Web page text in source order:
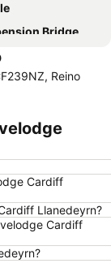
Bridge
Reino
Cardiff
Llanedeyrn?
Cardiff